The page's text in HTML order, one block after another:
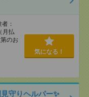
：
月払
のお
気になる！
守りヘルパー✨